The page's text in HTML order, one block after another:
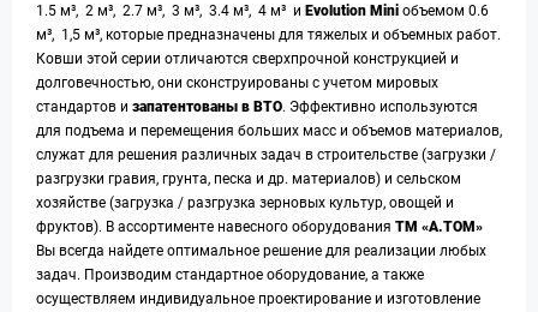
1.5 м³, 2 м³, 2.7 м³, 3 м³, 3.4 м³, 4 м³ и Evolution Mini объемом 0.6
м³, 1,5 м³, которые предназначены для тяжелых и объемных работ.
Ковши этой серии отличаются сверхпрочной конструкцией и
долговечностью, они сконструированы с учетом мировых
стандартов и запатентованы в ВТО. Эффективно используются
для подъема и перемещения больших масс и объемов материалов,
служат для решения различных задач в строительстве (загрузки /
разгрузки гравия, грунта, песка и др. материалов) и сельском
хозяйстве (загрузка / разгрузка зерновых культур, овощей и
фруктов). В ассортименте навесного оборудования ТМ «А.ТОМ»
Вы всегда найдете оптимальное решение для реализации любых
задач. Производим стандартное оборудование, а также
осуществляем индивидуальное проектирование и изготовление